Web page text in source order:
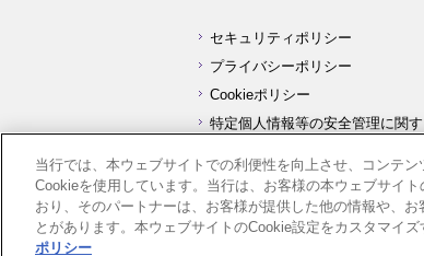
セキュリティポリシー
プライバシーポリシー
Cookieポリシー
特定個人情報等の安全管理に関
利益相反管理方針の概要
当行では、本ウェブサイトでの利便性を向上させ、コンテ
Cookieを使用しています。当行は、お客様の本ウェブサイ
おり、そのパートナーは、お客様が提供した他の情報や、
とがあります。本ウェブサイトのCookie設定をカスタマイ
ポリシー